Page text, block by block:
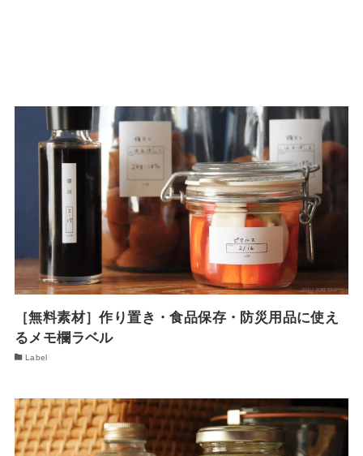
［無料素材］作り置き・食品保存・防災用品に使え
るメモ欄ラベル
Label